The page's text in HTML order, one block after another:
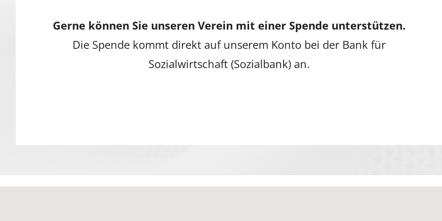
Gerne können Sie unseren Verein mit einer Spende unterstützen.
Die Spende kommt direkt auf unserem Konto bei der Bank für
Sozialwirtschaft (Sozialbank) an.